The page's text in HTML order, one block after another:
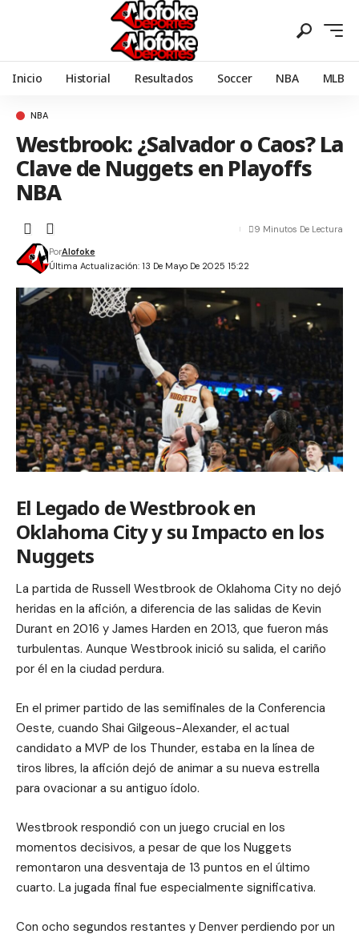
Inicio Historial Resultados Soccer NBA MLB
NBA
Westbrook: ¿Salvador o Caos? La
Clave de Nuggets en Playoffs
NBA
Última Actualización: 13 De Mayo De 2025 15:22
PorAlofoke
9 Minutos De Lectura
El Legado de Westbrook en
Oklahoma City y su Impacto en los
Nuggets
La partida de Russell Westbrook de Oklahoma City no dejó
heridas en la afición, a diferencia de las salidas de Kevin
Durant en 2016 y James Harden en 2013, que fueron más
turbulentas. Aunque Westbrook inició su salida, el cariño
por él en la ciudad perdura.
En el primer partido de las semifinales de la Conferencia
Oeste, cuando Shai Gilgeous-Alexander, el actual
candidato a MVP de los Thunder, estaba en la línea de
tiros libres, la afición dejó de animar a su nueva estrella
para ovacionar a su antiguo ídolo.
Westbrook respondió con un juego crucial en los
momentos decisivos, a pesar de que los Nuggets
remontaron una desventaja de 13 puntos en el último
cuarto. La jugada final fue especialmente significativa.
Con ocho segundos restantes y Denver perdiendo por un